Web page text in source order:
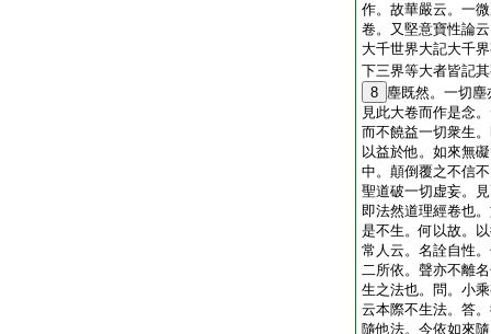
作。故華嚴云。一
卷。又堅意寶性論
大千世界大記大千
下三界等大者皆記
8 塵既然。一切
見此大卷而作是念
而不饒益一切衆生
以益於他。如來無
中。顛倒覆之不信
聖道破一切虚妄。
即法然道理經卷也
是不生。何以故。
常人云。名詮自性
二所依。聲亦不離
生之法也。問。小
云本際不生法。答
隨他法。今依如來